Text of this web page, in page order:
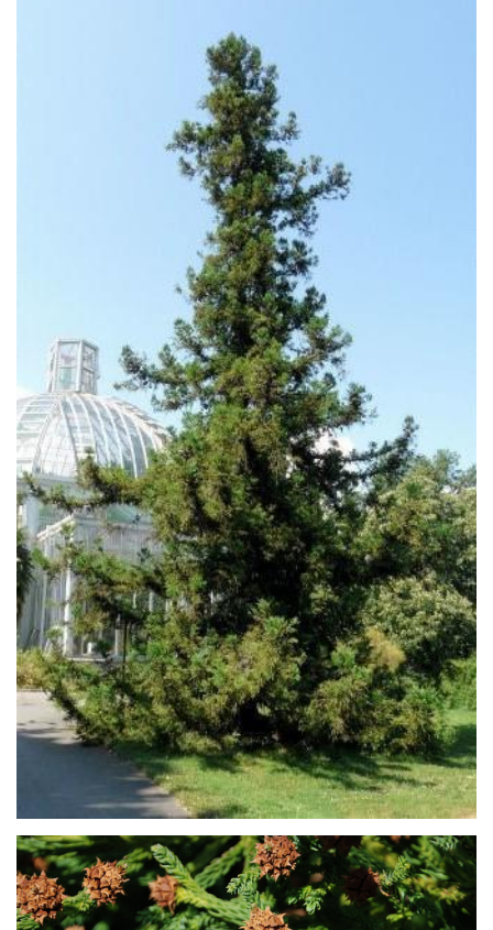
Possiede una chioma a forma piramidale,
corteccia dura e fibrosa di colore rosso bruno
o marrone che si stacca a strisce.
Gli aghi hanno l'apice acuto e incurvato verso
il ramo, sono sempreverdi e misurano circa
1,5 cm. Possono durare 4-5 anni e hanno una
pigmentazione protettiva contro il freddo
che, in autunno, gli fa assumere una
colorazione più scura. I frutti sono strobili
sferici di colore scuro di 2-3 cm di diametro
posti all'estremità dei ramuli.